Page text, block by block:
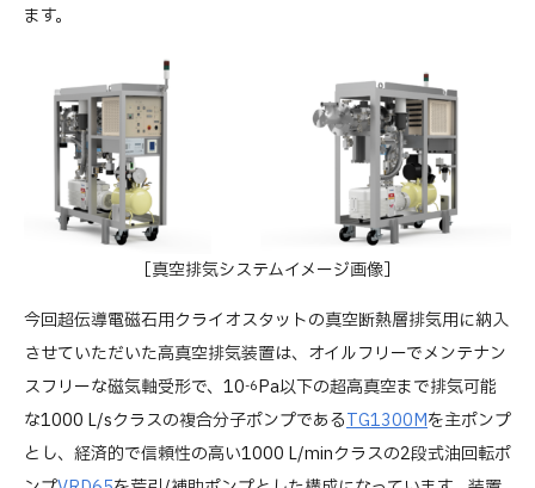
ます。
［真空排気システムイメージ画像］
今回超伝導電磁石用クライオスタットの真空断熱層排気用に納入
させていただいた高真空排気装置は、オイルフリーでメンテナン
スフリーな磁気軸受形で、10-6Pa以下の超高真空まで排気可能
な1000 L/sクラスの複合分子ポンプであるTG1300Mを主ポンプ
とし、経済的で信頼性の高い1000 L/minクラスの2段式油回転ポ